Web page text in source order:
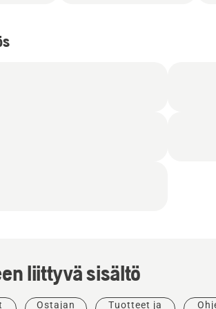
liittyvä sisältö
Ostajan
Tuotteet ja